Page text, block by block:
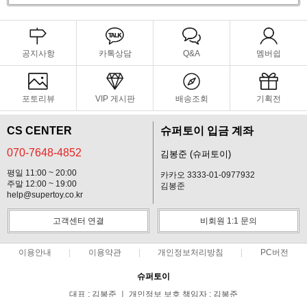
공지사항 카톡상담 Q&A 멤버쉽
포토리뷰 VIP 게시판 배송조회 기획전
CS CENTER
070-7648-4852
평일 11:00 ~ 20:00
주말 12:00 ~ 19:00
help@supertoy.co.kr
슈퍼토이 입금 계좌
김봉준 (슈퍼토이)
카카오 3333-01-0977932
김봉준
고객센터 연결 비회원 1:1 문의
이용안내 이용약관 개인정보처리방침 PC버전
슈퍼토이
대표 : 김봉준 ㅣ 개인정보 보호 책임자 : 김봉준